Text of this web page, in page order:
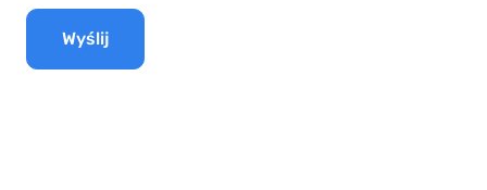
Wyślij